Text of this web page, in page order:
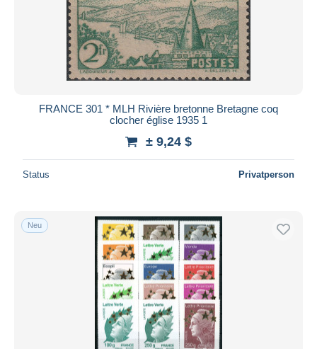
FRANCE 301 * MLH Rivière bretonne Bretagne coq
clocher église 1935 1
± 9,24 $
Status Privatperson
Neu